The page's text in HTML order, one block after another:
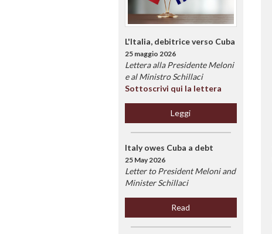
L'Italia, debitrice verso Cuba
25 maggio 2026
Lettera alla Presidente Meloni
e al Ministro Schillaci
Sottoscrivi qui la lettera
Leggi
Italy owes Cuba a debt
25 May 2026
Letter to President Meloni and
Minister Schillaci
Read